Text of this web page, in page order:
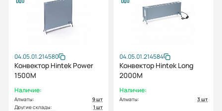
04.05.01.214580
Конвектор Hintek Power
1500M
Наличие:
Алматы:
9 шт
Другие склады:
1 шт
04.05.01.214584
Конвектор Hintek Long
2000M
Наличие:
Алматы: 3 шт